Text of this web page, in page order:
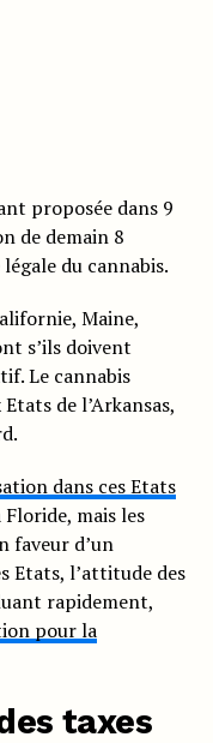
proposée dans 9
de demain 8
du cannabis.
Maine,
s’ils doivent
Le cannabis
de l’Arkansas,
dans ces Etats
mais les
faveur d’un
Etats, l’attitude des
rapidement,
pour la
taxes